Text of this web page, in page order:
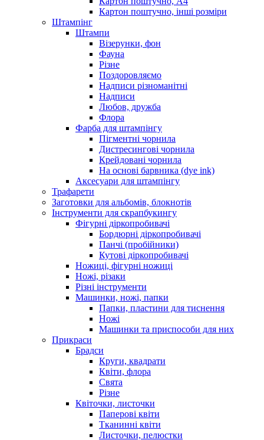
Картон поштучно, інші розміри
Штампінг
Штампи
Візерунки, фон
Фауна
Різне
Поздоровляємо
Надписи різноманітні
Надписи
Любов, дружба
Флора
Фарба для штампінгу
Пігментні чорнила
Дистресингові чорнила
Крейдовані чорнила
На основі барвника (dye ink)
Аксесуари для штампінгу
Трафарети
Заготовки для альбомів, блокнотів
Інструменти для скрапбукингу
Фігурні діркопробивачі
Бордюрні діркопробивачі
Панчі (пробійники)
Кутові діркопробивачі
Ножиці, фігурні ножиці
Ножі, різаки
Різні інструменти
Машинки, ножі, папки
Папки, пластини для тиснення
Ножі
Машинки та приспособи для них
Прикраси
Брадси
Круги, квадрати
Квіти, флора
Свята
Різне
Квіточки, листочки
Паперові квіти
Тканинні квіти
Листочки, пелюстки